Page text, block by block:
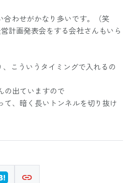
合わせがかなり多いです。（笑
計画発表会をする会社さんもいら
こういうタイミングで入れるの
の出ていますので
て、暗く長いトンネルを切り抜け